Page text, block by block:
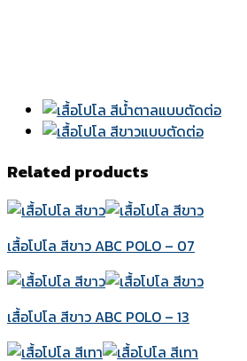
Related products
เสื้อโปโล สีขาว ABC POLO – 07
เสื้อโปโล สีขาว ABC POLO – 13